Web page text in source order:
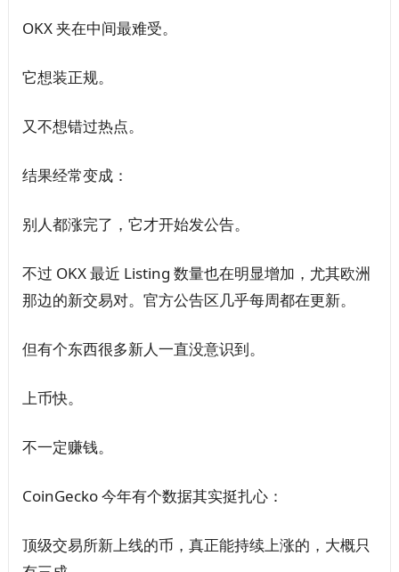
OKX 夹在中间最难受。
它想装正规。
又不想错过热点。
结果经常变成：
别人都涨完了，它才开始发公告。
不过 OKX 最近 Listing 数量也在明显增加，尤其欧洲
那边的新交易对。官方公告区几乎每周都在更新。
但有个东西很多新人一直没意识到。
上币快。
不一定赚钱。
CoinGecko 今年有个数据其实挺扎心：
顶级交易所新上线的币，真正能持续上涨的，大概只